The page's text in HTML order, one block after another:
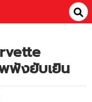
พังยับเยิน